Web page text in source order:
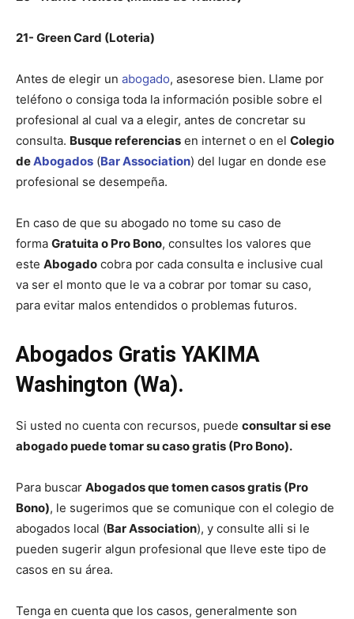
21- Green Card (Loteria)
Antes de elegir un abogado, asesorese bien. Llame por
teléfono o consiga toda la información posible sobre el
profesional al cual va a elegir, antes de concretar su
consulta. Busque referencias en internet o en el Colegio
deAbogados (Bar Association) del lugar en donde ese
profesional se desempeña.
En caso de que su abogado no tome su caso de
forma Gratuita o Pro Bono, consultes los valores que
este Abogado cobra por cada consulta e inclusive cual
va ser el monto que le va a cobrar por tomar su caso,
para evitar malos entendidos o problemas futuros.
Abogados Gratis YAKIMA
Washington (Wa).
Si usted no cuenta con recursos, puede consultar si ese
abogado puede tomar su caso gratis (Pro Bono).
Para buscar Abogados que tomen casos gratis (Pro
Bono), le sugerimos que se comunique con el colegio de
abogados local (Bar Association), y consulte alli si le
pueden sugerir algun profesional que lleve este tipo de
casos en su área.
Tenga en cuenta que los casos, generalmente son